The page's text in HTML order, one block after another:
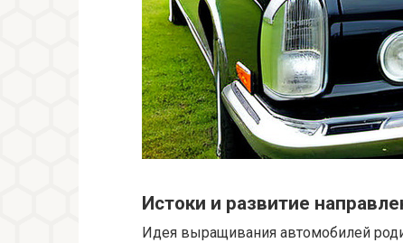
Истоки и развитие
Идея выращивания автомобилей